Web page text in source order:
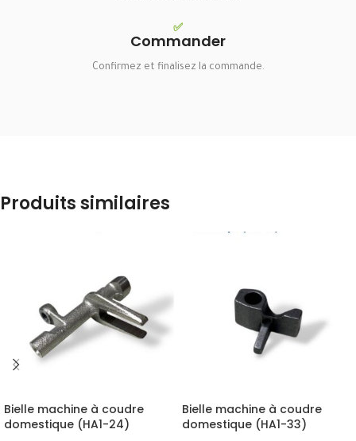
✅
Commander
Confirmez et finalisez la commande.
Produits similaires
Bielle machine à coudre
domestique (HA1-24)
Bielle machine à coudre
domestique (HA1-33)